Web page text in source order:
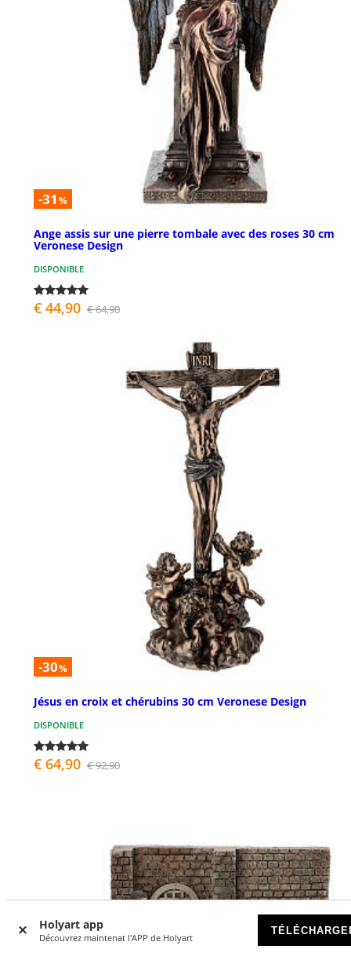
Holyart app
Découvrez maintenat l'APP de Holyart
-31 %
Ange assis sur une pierre tombale avec des roses 30 cm
Veronese Design
DISPONIBLE
€ 44,90 € 64,90
-30%
Jésus en croix et chérubins 30 cm Veronese Design
DISPONIBLE
€ 64,90 € 92,90